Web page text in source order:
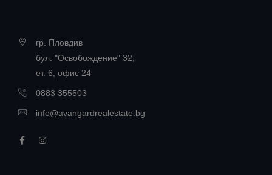
гр. Пловдив
бул. "Освобождение" 32,
ет. 6, офис 24
0883 355503
info@avangardrealestate.bg